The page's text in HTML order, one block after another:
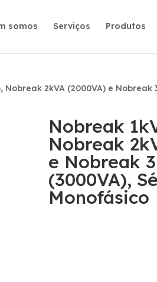
somos Serviços Produtos
2kVA (2000VA) e Nobreak
Nobreak
Nobreak
e Nobreak
(3000VA),
Monofásico